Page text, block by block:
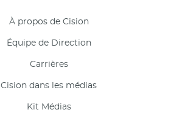
À propos de Cision
Équipe de Direction
Carrières
Cision dans les médias
Kit Médias